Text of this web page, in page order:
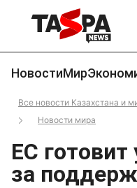
НовостиМир
Все новости Казахстана и
Новости мира
ЕС
за